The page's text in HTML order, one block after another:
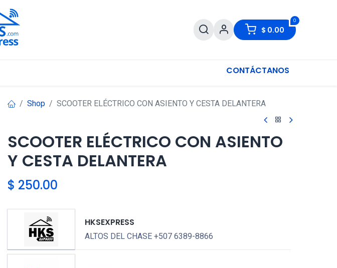
0
$ 0.00
CONTÁCTANOS
Shop SCOOTER ELÉCTRICO CON ASIENTO Y CESTA DELANTERA
SCOOTER ELÉCTRICO CON ASIENTO
Y CESTA DELANTERA
$ 250.00
HKSEXPRESS
ALTOS DEL CHASE +507 6389-8866